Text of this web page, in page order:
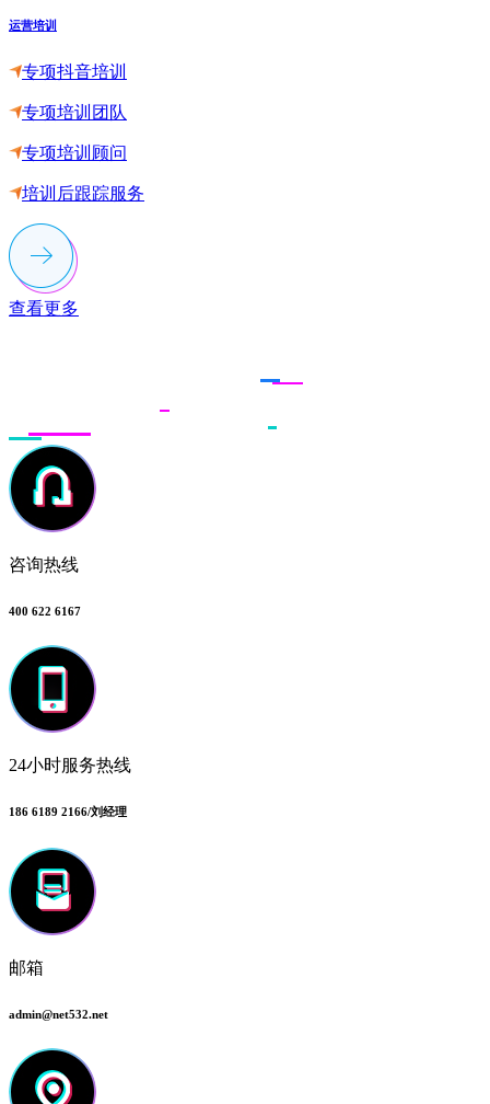
运营培训
专项抖音培训
专项培训团队
专项培训顾问
培训后跟踪服务
查看更多
咨询热线
400 622 6167
24小时服务热线
186 6189 2166/刘经理
邮箱
admin@net532.net